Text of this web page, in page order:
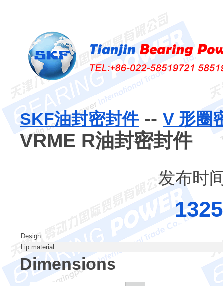
SKF油封密封件-- V 形圈
VRME R油封密封件
发布时
Design
Lip material
Dimensions